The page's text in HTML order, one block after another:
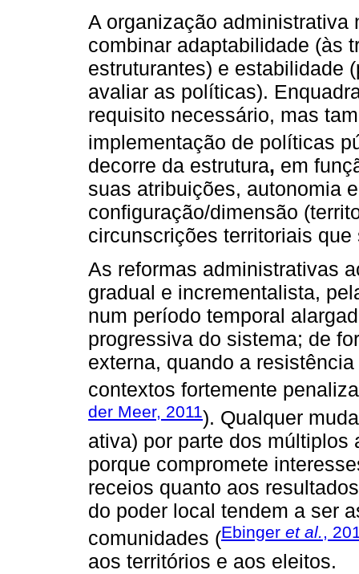
A organização administrativa
combinar adaptabilidade (às
estruturantes) e estabilidade
avaliar as políticas).
requisito necessário, mas
implementação de políticas
decorre da estrutura, em
suas atribuições, autonomia
configuração/dimensão
circunscrições territoriais
As reformas administrativas
gradual e incrementalista,
num período temporal
progressiva do sistema; de
externa, quando a
contextos fortemente
der Meer, 2011). Qualquer
ativa) por parte dos
porque compromete
receios quanto aos
do poder local tendem a ser
comunidades (Ebinger et al.,
aos territórios e aos eleitos.